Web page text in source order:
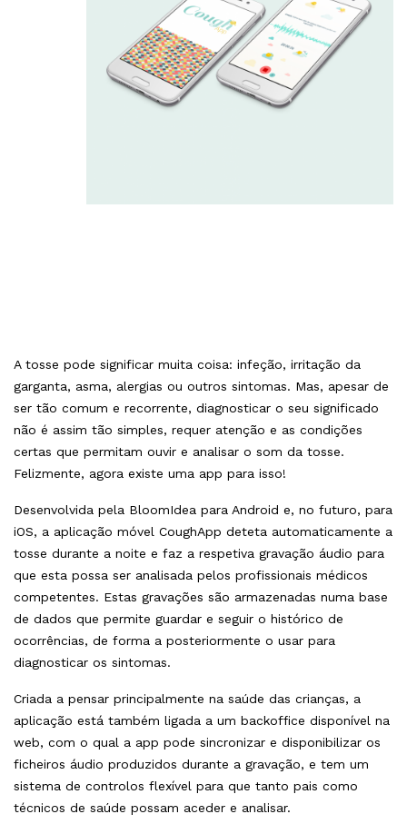
A tosse pode significar muita coisa: infeção, irritação da
garganta, asma, alergias ou outros sintomas. Mas, apesar de
ser tão comum e recorrente, diagnosticar o seu significado
não é assim tão simples, requer atenção e as condições
certas que permitam ouvir e analisar o som da tosse.
Felizmente, agora existe uma app para isso!
Desenvolvida pela BloomIdea para Android e, no futuro, para
iOS, a aplicação móvel CoughApp deteta automaticamente a
tosse durante a noite e faz a respetiva gravação áudio para
que esta possa ser analisada pelos profissionais médicos
competentes. Estas gravações são armazenadas numa base
de dados que permite guardar e seguir o histórico de
ocorrências, de forma a posteriormente o usar para
diagnosticar os sintomas.
Criada a pensar principalmente na saúde das crianças, a
aplicação está também ligada a um backoffice disponível na
web, com o qual a app pode sincronizar e disponibilizar os
ficheiros áudio produzidos durante a gravação, e tem um
sistema de controlos flexível para que tanto pais como
técnicos de saúde possam aceder e analisar.